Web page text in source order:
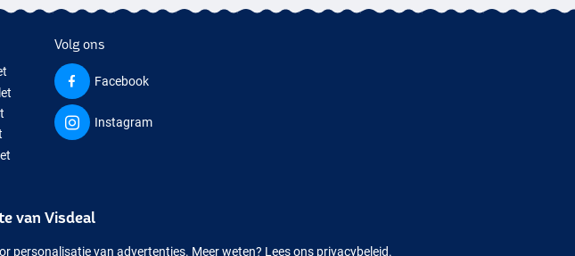
Volg ons
Facebook
Instagram
van Visdeal
personalisatie van advertenties. Meer weten? Lees ons privacybeleid.